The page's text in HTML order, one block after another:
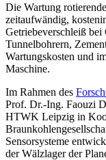
Die Wartung
zeitaufwändig,
Getriebeverschleiß bei
Tunnelbohrern,
Wartungskosten und
Maschine.
Im Rahmen des
Prof. Dr.-Ing. Faouzi
HTWK Leipzig in
Sensorsysteme
der Wälzlager der